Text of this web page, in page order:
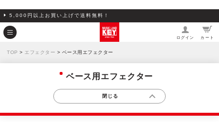
5,000円以上お買い上げで送料無料！
ログイン カート
TOP > エフェクター > ベース用エフェクター
ベース用エフェクター